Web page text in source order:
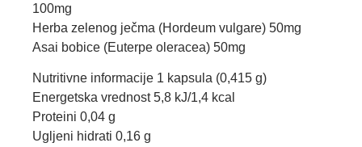
100mg
Herba zelenog ječma (Hordeum vulgare) 50mg
Asai bobice (Euterpe oleracea) 50mg
Nutritivne informacije 1 kapsula (0,415 g)
Energetska vrednost 5,8 kJ/1,4 kcal
Proteini 0,04 g
Ugljeni hidrati 0,16 g